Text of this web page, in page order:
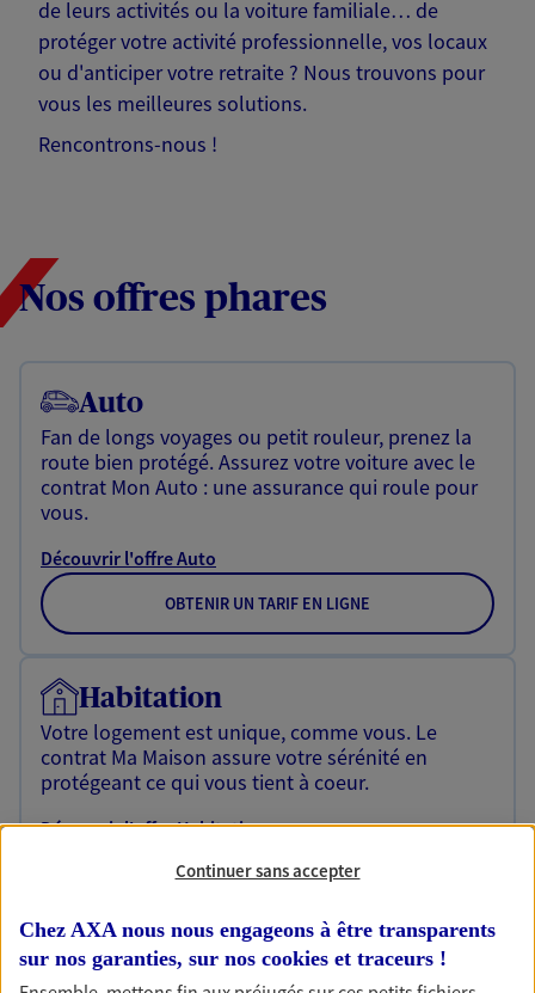
de leurs activités ou la voiture familiale… de
protéger votre activité professionnelle, vos locaux
ou d'anticiper votre retraite ? Nous trouvons pour
vous les meilleures solutions.
Rencontrons-nous !
Nos offres phares
Auto
Fan de longs voyages ou petit rouleur, prenez la
route bien protégé. Assurez votre voiture avec le
contrat Mon Auto : une assurance qui roule pour
vous.
Découvrir l'offre Auto
OBTENIR UN TARIF EN LIGNE
Habitation
Votre logement est unique, comme vous. Le
contrat Ma Maison assure votre sérénité en
protégeant ce qui vous tient à coeur.
Découvrir l'offre Habitation
OBTENIR UN TARIF EN LIGNE
Garantie Accidents de la Vie
Continuer sans accepter
Chez AXA nous nous engageons à être transparents
sur nos garanties, sur nos cookies et traceurs !